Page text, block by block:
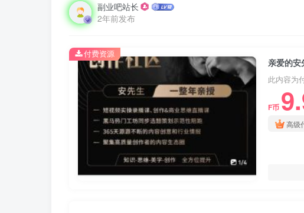
副业吧站长
2年前发布
此内容为
F币
高级
付费资源